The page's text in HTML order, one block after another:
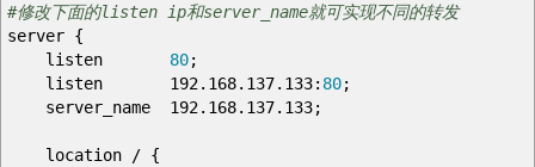
#修改下面的listen ip和server_name就可实现不同的转发
server {
listen 80;
listen 192.168.137.133: 80;
server_name 192.168.137.133;
location / {